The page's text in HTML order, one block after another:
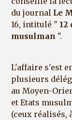
du journal Le
16, intitulé " 12
musulman ".
L'affaire s'est
plusieurs
au Moyen-
et Etats
(ceux réalisés,